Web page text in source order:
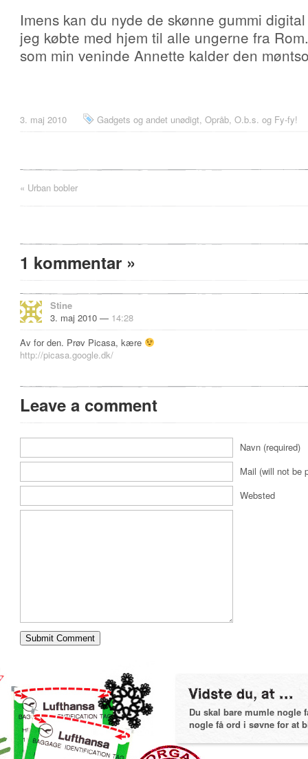
Imens kan du nyde de skønne gummi
jeg købte med hjem til alle ungerne fra
som min veninde Annette kalder den
3. maj 2010 Gadgets og andet unødigt, Opråb, O.b.s. og Fy-fy!
« Urban bobler
1 kommentar »
Stine
3. maj 2010 — 14:28
Av for den. Prøv Picasa, kære
http://picasa.google.dk/
Leave a comment
Navn (required)
Mail (will not be
Websted
Du skal bare mumle nogle
nogle få ord i søvne for at